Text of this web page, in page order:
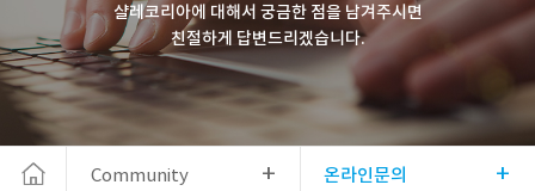
샬레코리아에 대해서 궁금한 점을 남겨주시면
친절하게 답변드리겠습니다.
Community + 온라인문의 +